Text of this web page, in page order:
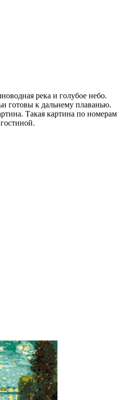
река и голубое небо.
готовы к дальнему плаванью.
Такая картина по номерам